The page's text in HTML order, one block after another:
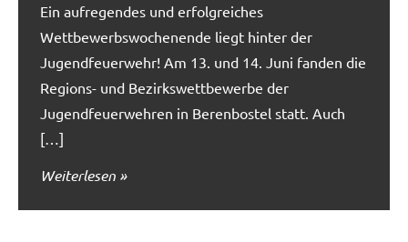
Ein aufregendes und erfolgreiches
Wettbewerbswochenende liegt hinter der
Jugendfeuerwehr! Am 13. und 14. Juni fanden die
Regions- und Bezirkswettbewerbe der
Jugendfeuerwehren in Berenbostel statt. Auch
[…]
Weiterlesen